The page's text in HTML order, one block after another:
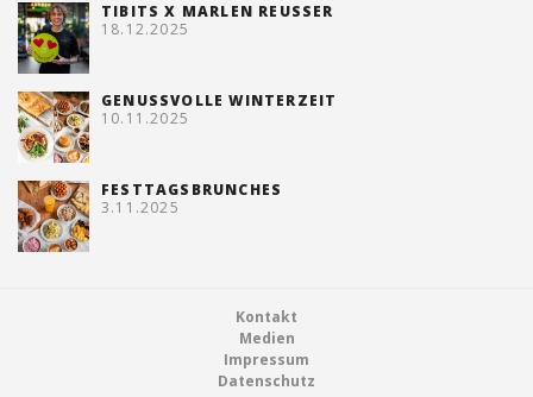
TIBITS X MARLEN REUSSER
18.12.2025
GENUSSVOLLE WINTERZEIT
10.11.2025
FESTTAGSBRUNCHES
3.11.2025
Kontakt
Medien
Impressum
Datenschutz